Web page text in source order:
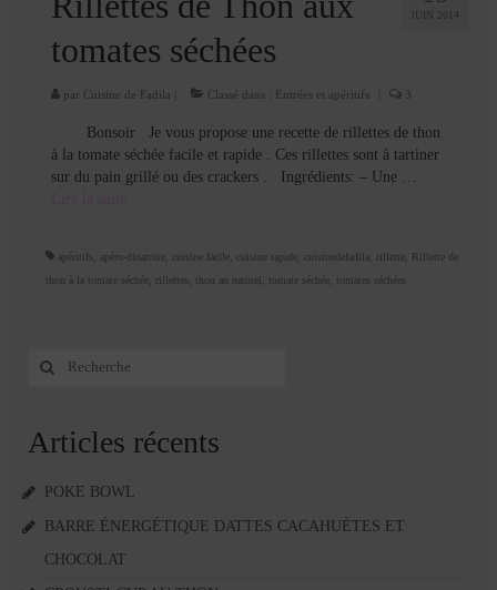
JUIN 2014
tomates séchées
par Cuisine de Fadila Classé dans : Entrées et apéritifs 3
Bonsoir Je vous propose une recette de rillettes de thon
à la tomate séchée facile et rapide . Ces rillettes sont à tartiner
sur du pain grillé ou des crackers . Ingrédients: – Une …
apéritifs apéro-dinatoire cuisine facile cuisine rapide cuisinedefadila rillette
Rillette de
thon à la tomate séchée
rillettes thon au naturel tomate séchée tomates séchées
Rechercher
Articles récents
POKE BOWL
BARRE ÉNERGÉTIQUE DATTES CACAHUÈTES ET
CHOCOLAT